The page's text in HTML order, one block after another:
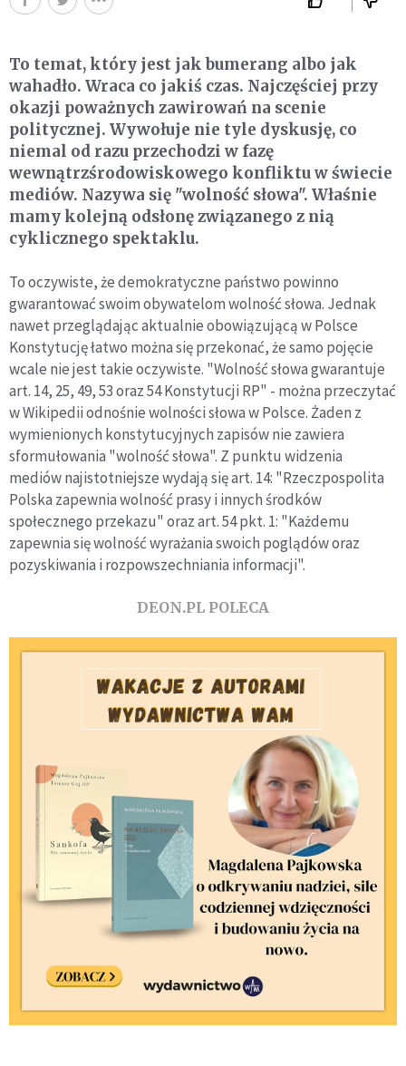
To temat, który jest jak bumerang albo jak
wahadło. Wraca co jakiś czas. Najczęściej przy
okazji poważnych zawirowań na scenie
politycznej. Wywołuje nie tyle dyskusję, co
niemal od razu przechodzi w fazę
wewnątrzśrodowiskowego konfliktu w świecie
mediów. Nazywa się "wolność słowa". Właśnie
mamy kolejną odsłonę związanego z nią
cyklicznego spektaklu.
To oczywiste, że demokratyczne państwo powinno
gwarantować swoim obywatelom wolność słowa. Jednak
nawet przeglądając aktualnie obowiązującą w Polsce
Konstytucję łatwo można się przekonać, że samo pojęcie
wcale nie jest takie oczywiste. "Wolność słowa gwarantuje
art. 14, 25, 49, 53 oraz 54 Konstytucji RP" - można przeczytać
w Wikipedii odnośnie wolności słowa w Polsce. Żaden z
wymienionych konstytucyjnych zapisów nie zawiera
sformułowania "wolność słowa". Z punktu widzenia
mediów najistotniejsze wydają się art. 14: "Rzeczpospolita
Polska zapewnia wolność prasy i innych środków
społecznego przekazu" oraz art. 54 pkt. 1: "Każdemu
zapewnia się wolność wyrażania swoich poglądów oraz
pozyskiwania i rozpowszechniania informacji".
DEON.PL POLECA